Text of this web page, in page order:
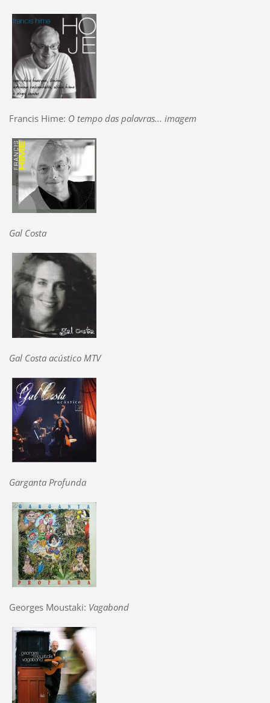
Francis Hime: O tempo das palavras... imagem
Gal Costa
Gal Costa acústico MTV
Garganta Profunda
Georges Moustaki: Vagabond